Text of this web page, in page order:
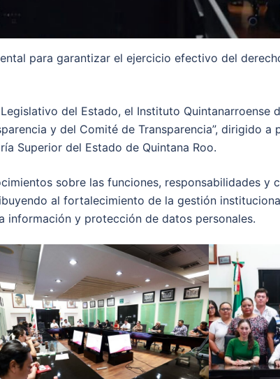
para garantizar el ejercicio efectivo del
del Estado, el Instituto Quintanarroense
y del Comité de Transparencia”, dirigido a
Superior del Estado de Quintana Roo.
sobre las funciones, responsabilidades y
al fortalecimiento de la gestión
información y protección de datos personales.